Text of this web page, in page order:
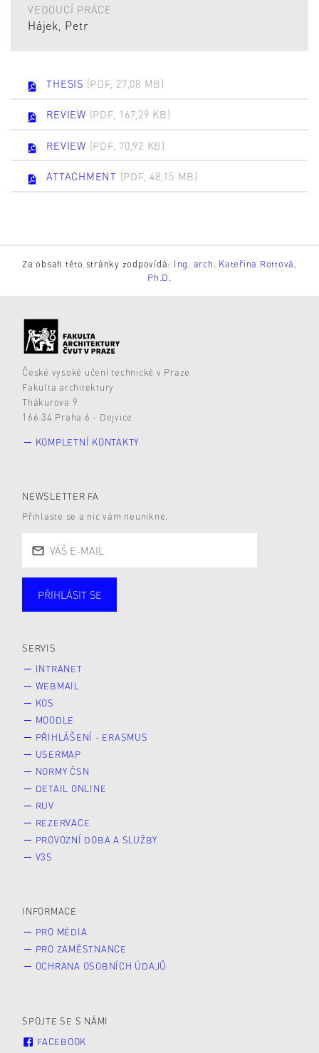
VEDOUCÍ PRÁCE
Hájek, Petr
THESIS (PDF, 27,08 MB)
REVIEW (PDF, 167,29 KB)
REVIEW (PDF, 70,92 KB)
ATTACHMENT (PDF, 48,15 MB)
Za obsah této stránky zodpovídá: Ing. arch. Kateřina Rottová,
Ph.D.
České vysoké učení technické v Praze
Fakulta architektury
Thákurova 9
166 34 Praha 6 - Dejvice
KOMPLETNÍ KONTAKTY
NEWSLETTER FA
Přihlaste se a nic vám neunikne.
PŘIHLÁSIT SE
SERVIS
INTRANET
WEBMAIL
KOS
MOODLE
PŘIHLÁŠENÍ - ERASMUS
USERMAP
NORMY ČSN
DETAIL ONLINE
RUV
REZERVACE
PROVOZNÍ DOBA A SLUŽBY
V3S
INFORMACE
PRO MÉDIA
PRO ZAMĚSTNANCE
OCHRANA OSOBNÍCH ÚDAJŮ
SPOJTE SE S NÁMI
FACEBOOK